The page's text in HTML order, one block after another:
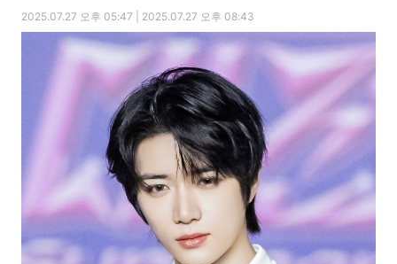
2025.07.27 오후 05:47 | 2025.07.27 오후 08:43